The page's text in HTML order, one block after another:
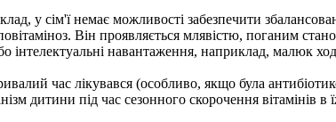
у сім'ї немає можливості забезпечити
Він проявляється млявістю, поганим
інтелектуальні навантаження, наприклад, малюк
час лікувався (особливо, якщо була
дитини під час сезонного скорочення вітамінів в